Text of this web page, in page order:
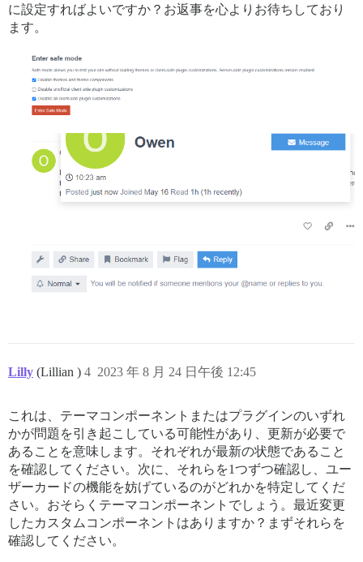
に設定すればよいですか？お返事を心よりお待ちしており
ます。
Lilly (Lillian ) 2023 年 8 月 24 日午後 12:45
4
これは、テーマコンポーネントまたはプラグインのいずれ
かが問題を引き起こしている可能性があり、更新が必要で
あることを意味します。それぞれが最新の状態であること
を確認してください。次に、それらを1つずつ確認し、ユー
ザーカードの機能を妨げているのがどれかを特定してくだ
さい。おそらくテーマコンポーネントでしょう。最近変更
したカスタムコンポーネントはありますか？まずそれらを
確認してください。